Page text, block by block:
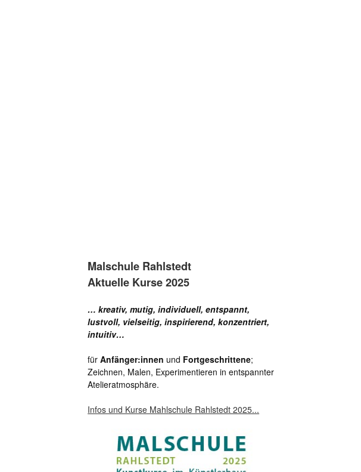
Malschule Rahlstedt
Aktuelle Kurse 2025
… kreativ, mutig, individuell, entspannt,
lustvoll, vielseitig, inspirierend, konzentriert,
intuitiv…
fürAnfänger:innen und Fortgeschrittene;
Zeichnen, Malen, Experimentieren in entspannter
Atelieratmosphäre.
Infos und Kurse Mahlschule Rahlstedt 2025...